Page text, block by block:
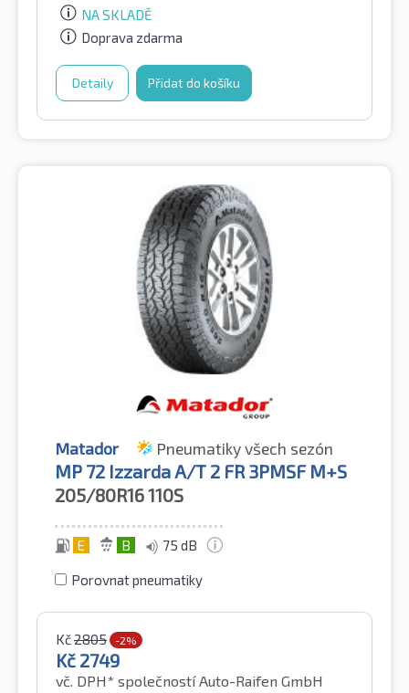
NA SKLADĚ
Doprava zdarma
Detaily Přidat do košíku
Matador Pneumatiky všech sezón
MP 72 Izzarda A/T 2 FR 3PMSF M+S
205/80R16110S
E B 75 dB
Porovnat pneumatiky
Kč2805 -2%
Kč 2749
vč. DPH* společností Auto-Raifen GmbH